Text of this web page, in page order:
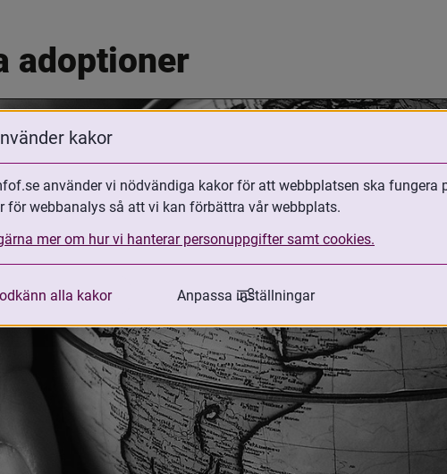
adoptioner
kakor
använder vi nödvändiga kakor för att webbplatsen ska fungera
för webbanalys så att vi kan förbättra vår webbplats.
mer om hur vi hanterar personuppgifter samt cookies.
alla kakor Anpassa inställningar